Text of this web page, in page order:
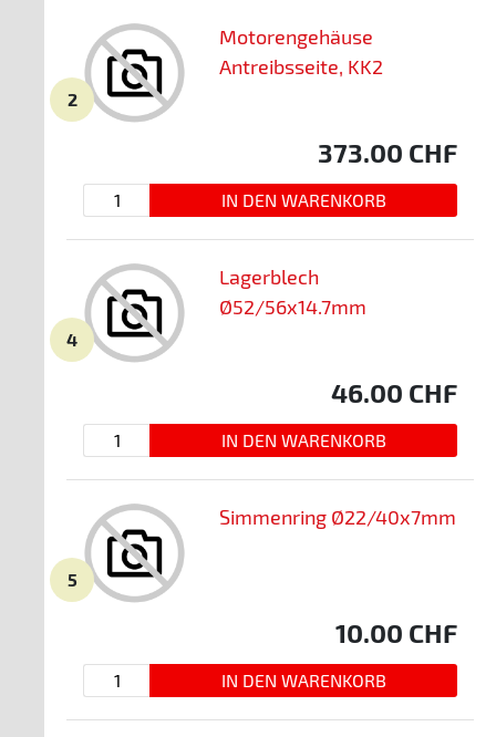
2
Motorengehäuse
Antreibsseite, KK2
373.00 CHF
4
Lagerblech
Ø52/56x14.7mm
46.00 CHF
5
Simmenring Ø22/40x7mm
10.00 CHF